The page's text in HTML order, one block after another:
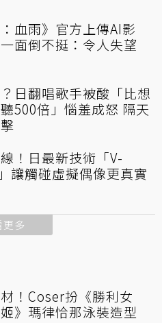
：血雨》官方上傳AI影
面倒不挺：令人失望
日翻唱歌手被酸「比想
500倍」惱羞成怒 隔天
！日最新技術「V-
讓觸碰虛擬偶像更真實
更多
！Coser扮《勝利女
》瑪律恰那泳裝造型